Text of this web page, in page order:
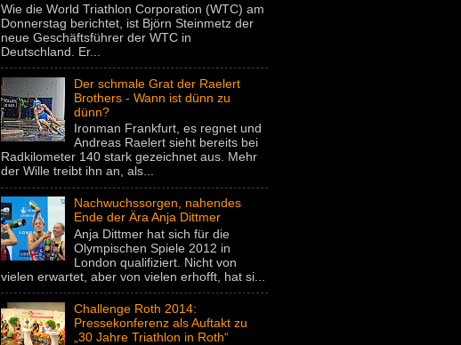
Wie die World Triathlon Corporation (WTC) am
Donnerstag berichtet, ist Björn Steinmetz der
neue Geschäftsführer der WTC in
Deutschland. Er...
Der schmale Grat der Raelert
Brothers - Wann ist dünn zu
dünn?
Ironman Frankfurt, es regnet und
Andreas Raelert sieht bereits bei
Radkilometer 140 stark gezeichnet aus. Mehr
der Wille treibt ihn an, als...
Nachwuchssorgen, nahendes
Ende der Ära Anja Dittmer
Anja Dittmer hat sich für die
Olympischen Spiele 2012 in
London qualifiziert. Nicht von
vielen erwartet, aber von vielen erhofft, hat si...
Challenge Roth 2014:
Pressekonferenz als Auftakt zu
„30 Jahre Triathlon in Roth“